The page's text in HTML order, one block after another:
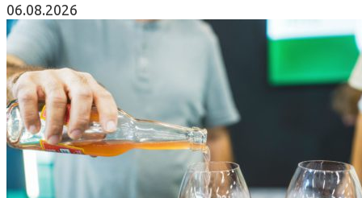
06.08.2026